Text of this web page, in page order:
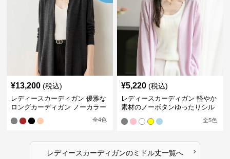
¥13,200 (税込)
レディースカーディガン 優雅な
ロングカーディガン ノーカラー
全4色
¥5,220 (税込)
レディースカーディガン 軽やか
素材のノーボタンゆったりシル
全5色
レディースカーディガンのミドル丈一覧へ ›